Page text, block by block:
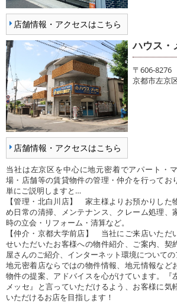
店舗情報・アクセスはこちら
店舗情報・アクセスはこちら
ハウス・
〒606-8276
京都市左京
当社は左京区を中心に地元密着でアパート・
場・店舗等の賃貸物件の管理・仲介を行ってお
単にご説明しますと…
【管理・北白川店】 家主様よりお預かりした
め日常の清掃、メンテナンス、クレーム処理、
時の立会・リフォーム・清算など。
【仲介・京都大学前店】 当社にご来店いただ
せいただいたお客様への物件紹介、ご案内、契
屋さんのご紹介、インターネット環境についての
地元密着店ならではの物件情報、地元情報など
物件の提案、アドバイスを心がけています。『
メッセ』と言っていただけるよう、お客様に気
いただけるお店を目指します！